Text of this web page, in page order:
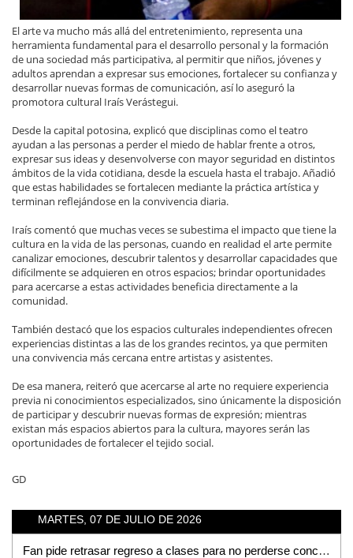
El arte va mucho más allá del entretenimiento, representa una
herramienta fundamental para el desarrollo personal y la formación
de una sociedad más participativa, al permitir que niños, jóvenes y
adultos aprendan a expresar sus emociones, fortalecer su confianza y
desarrollar nuevas formas de comunicación, así lo aseguró la
promotora cultural Iraís Verástegui.
Desde la capital potosina, explicó que disciplinas como el teatro
ayudan a las personas a perder el miedo de hablar frente a otros,
expresar sus ideas y desenvolverse con mayor seguridad en distintos
ámbitos de la vida cotidiana, desde la escuela hasta el trabajo. Añadió
que estas habilidades se fortalecen mediante la práctica artística y
terminan reflejándose en la convivencia diaria.
Iraís comentó que muchas veces se subestima el impacto que tiene la
cultura en la vida de las personas, cuando en realidad el arte permite
canalizar emociones, descubrir talentos y desarrollar capacidades que
difícilmente se adquieren en otros espacios; brindar oportunidades
para acercarse a estas actividades beneficia directamente a la
comunidad.
También destacó que los espacios culturales independientes ofrecen
experiencias distintas a las de los grandes recintos, ya que permiten
una convivencia más cercana entre artistas y asistentes.
De esa manera, reiteró que acercarse al arte no requiere experiencia
previa ni conocimientos especializados, sino únicamente la disposición
de participar y descubrir nuevas formas de expresión; mientras
existan más espacios abiertos para la cultura, mayores serán las
oportunidades de fortalecer el tejido social.
GD
MARTES, 07 DE JULIO DE 2026
Fan pide retrasar regreso a clases para no perderse concierto de Los Tigres del Norte en la Fenapo